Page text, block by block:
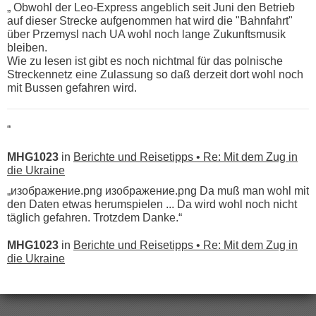
„ Obwohl der Leo-Express angeblich seit Juni den Betrieb
auf dieser Strecke aufgenommen hat wird die "Bahnfahrt"
über Przemysl nach UA wohl noch lange Zukunftsmusik
bleiben.
Wie zu lesen ist gibt es noch nichtmal für das polnische
Streckennetz eine Zulassung so daß derzeit dort wohl noch
mit Bussen gefahren wird.
“
MHG1023 in Berichte und Reisetipps • Re: Mit dem Zug in
die Ukraine
„изображение.png изображение.png Da muß man wohl mit
den Daten etwas herumspielen ... Da wird wohl noch nicht
täglich gefahren. Trotzdem Danke.“
MHG1023 in Berichte und Reisetipps • Re: Mit dem Zug in
die Ukraine